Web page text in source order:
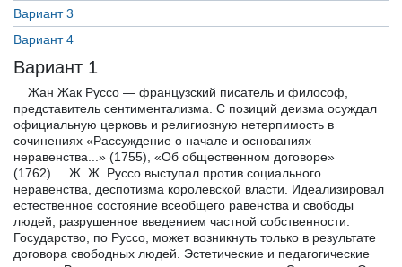
Вариант 3
Вариант 4
Вариант 1
Жан Жак Руссо — французский писатель и философ,
представитель сентиментализма. С позиций деизма осуждал
официальную церковь и религиозную нетерпимость в
сочинениях «Рассуждение о начале и основаниях
неравенства...» (1755), «Об общественном договоре»
(1762). Ж. Ж. Руссо выступал против социального
неравенства, деспотизма королевской власти. Идеализировал
естественное состояние всеобщего равенства и свободы
людей, разрушенное введением частной собственности.
Государство, по Руссо, может возникнуть только в результате
договора свободных людей. Эстетические и педагогические